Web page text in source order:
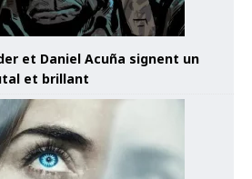
et Daniel Acuña signent un
et brillant